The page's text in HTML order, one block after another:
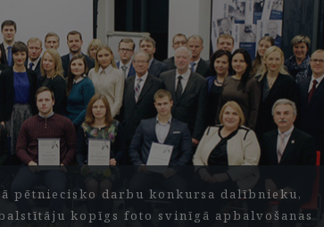
pētniecisko darbu konkursa dalībnieku,
kopīgs foto svinīgā apbalvošanas